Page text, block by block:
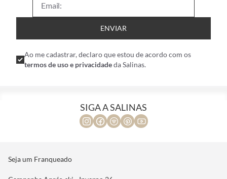
ENVIAR
Ao me cadastrar, declaro que estou de acordo com os
termos de uso e privacidadeda Salinas.
SIGA A SALINAS
Seja um Franqueado